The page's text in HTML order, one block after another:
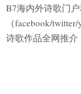
B7海内外诗歌门
（facebook/
诗歌作品全网推介